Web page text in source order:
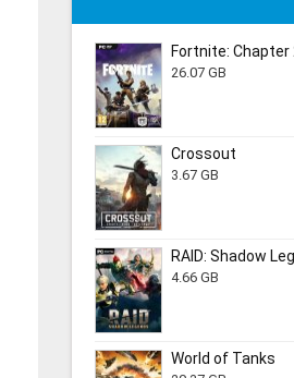
Fortnite: Chapter
26.07 GB
Crossout
3.67 GB
RAID: Shadow
4.66 GB
World of Tanks